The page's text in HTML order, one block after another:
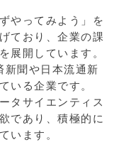
やってみよう」を
ており、企業の課
展開しています。
聞や日本流通新
いる企業です。
タサイエンティス
であり、積極的に
います。